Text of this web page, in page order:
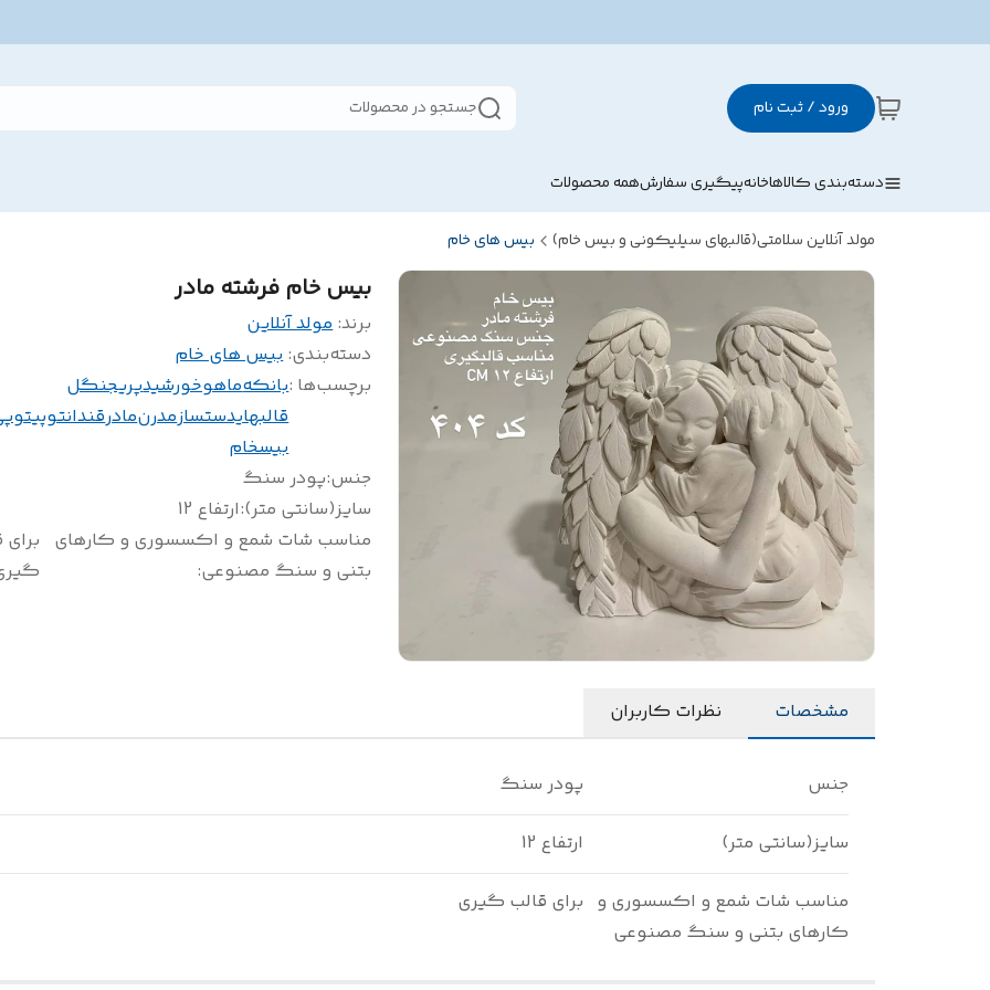
ورود / ثبت نام جستجو در محصولات
دسته‌بندی کالاهاخانهپیگیری سفارشهمه محصولات
مولد آنلاین سلامتی(قالبهای سیلیکونی و بیس خام) بیس های خام
بیس خام فرشته مادر
برند:مولد آنلاین
دسته‌بندی:بیس های خام
برچسب‌ها :بانکهماهوخورشیدپریجنگل
قالبهایدستسازمدرنمادر
بیسخام
جنس:پودر سنگ
سایز(سانتی متر):ارتفاع 12
مناسب شات شمع و اکسسوری و کارهای
بتنی و سنگ مصنوعی:
مشخصات نظرات کاربران
جنس پودر سنگ
سایز(سانتی متر) ارتفاع 12
مناسب شات شمع و اکسسوری و
کارهای بتنی و سنگ مصنوعی
برای قالب گیری